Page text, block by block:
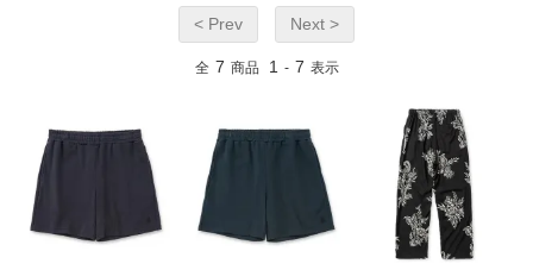
< Prev Next >
全 7 商品 1 - 7 表示